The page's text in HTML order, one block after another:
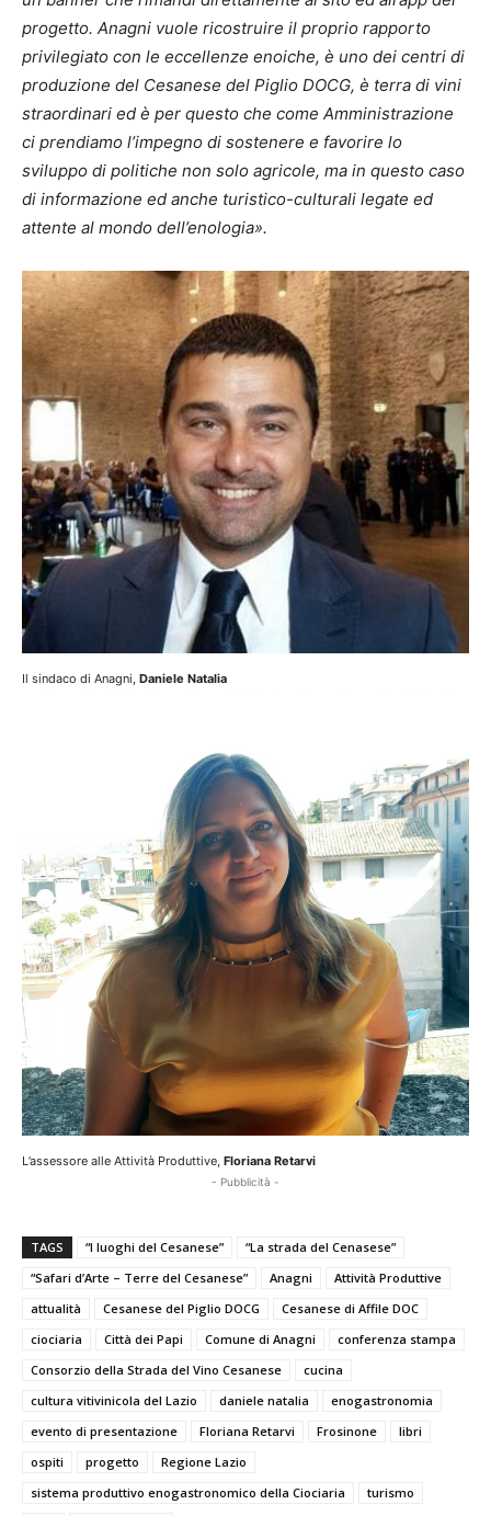
progetto. Anagni vuole ricostruire il proprio rapporto
privilegiato con le eccellenze enoiche, è uno dei centri di
produzione del Cesanese del Piglio DOCG, è terra di vini
straordinari ed è per questo che come Amministrazione
ci prendiamo l’impegno di sostenere e favorire lo
sviluppo di politiche non solo agricole, ma in questo caso
di informazione ed anche turistico-culturali legate ed
attente al mondo dell’enologia».
Il sindaco di Anagni, Daniele Natalia
L’assessore alle Attività Produttive, Floriana Retarvi
- Pubblicità -
TAGS “I luoghi del Cesanese”
“La strada del Cenasese”
“Safari d’Arte – Terre del Cesanese”
Anagni
Attività Produttive
attualità
Cesanese del Piglio DOCG
Cesanese di Affile DOC
ciociaria
Città dei Papi Comune di Anagni
conferenza stampa
Consorzio della Strada del Vino Cesanese
cucina
cultura vitivinicola del Lazio
daniele natalia
enogastronomia
evento di presentazione
Floriana Retarvi Frosinone
libri
ospiti
progetto
Regione Lazio
sistema produttivo enogastronomico della Ciociaria
turismo